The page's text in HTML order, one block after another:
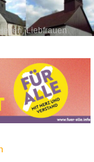
Liebfrauen